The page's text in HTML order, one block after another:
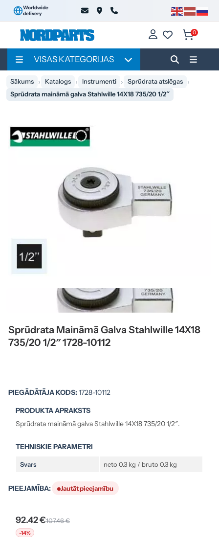
Worldwide
delivery
0
VISAS KATEGORIJAS
Sākums Katalogs Instrumenti
Sprūdrata atslēgas
Sprūdrata maināmā galva Stahlwille 14X18 735/20 1/2″
Sprūdrata Maināmā Galva Stahlwille 14X18
735/20 1/2″ 1728-10112
PIEGĀDĀTĀJA KODS:1728-10112
PRODUKTA APRAKSTS
Sprūdrata maināmā galva Stahlwille 14X18 735/20 1/2″.
TEHNISKIE PARAMETRI
Svars neto 0.3 kg / bruto 0.3 kg
PIEEJAMĪBA: Jautāt pieejamību
92.42 €107.46 €
-14%